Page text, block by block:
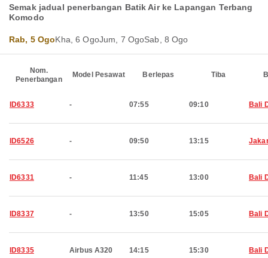
Semak jadual penerbangan Batik Air ke Lapangan Terbang
Komodo
Rab, 5 OgoKha, 6 OgoJum, 7 OgoSab, 8 Ogo
Nom.
Penerbangan
Model Pesawat Berlepas Tiba
ID6333 - 07:55 09:10 Bali
ID6526 - 09:50 13:15
ID6331 - 11:45 13:00 Bali
ID8337 - 13:50 15:05 Bali
ID8335 Airbus A320 14:15 15:30 Bali